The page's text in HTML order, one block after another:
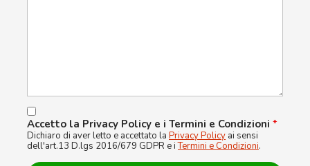
Accetto la Privacy Policy e i Termini e Condizioni *
Dichiaro di aver letto e accettato la Privacy Policy ai sensi
dell'art.13 D.lgs 2016/679 GDPR e iTermini e Condizioni.